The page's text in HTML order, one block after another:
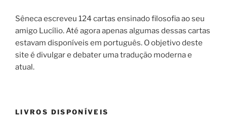
Sêneca escreveu 124 cartas ensinado filosofia ao seu
amigo Lucílio. Até agora apenas algumas dessas cartas
estavam disponíveis em português. O objetivo deste
site é divulgar e debater uma tradução moderna e
atual.
LIVROS DISPONÍVEIS